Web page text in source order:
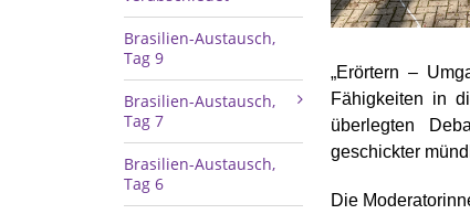
Brasilien-Austausch,
Tag 9
Brasilien-Austausch,
Tag 7
Brasilien-Austausch,
Tag 6
„Erörtern –
Fähigkeiten in
überlegten
geschickter
Die